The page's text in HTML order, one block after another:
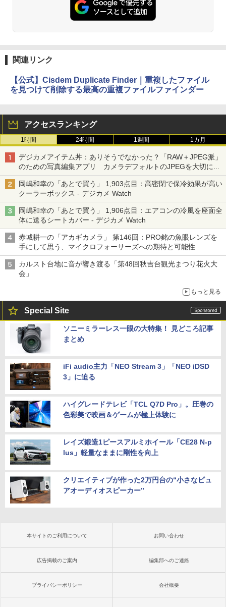
関連リンク
【公式】Cisdem Duplicate Finder｜重複したファイル
を見つけて削除する最高の重複ファイルファインダー
アクセスランキング
1時間 24時間 1週間 1カ月
デジカメアイテム丼：ありそうでなかった？「RAW＋JPEG派」
のための写真編集アプリ カメラデフォルトのJPEGを大切にす
る「Filmator」
岡嶋和幸の「あとで買う」 1,903点目：高密閉で保冷効果が高い
クーラーボックス - デジカメ Watch
岡嶋和幸の「あとで買う」 1,906点目：エアコンの冷風を座面全
体に送るシートカバー - デジカメ Watch
赤城耕一の「アカギカメラ」 第146回：PRO銘の魚眼レンズを
手にして思う、マイクロフォーサーズへの期待と可能性
カルスト台地に音が響き渡る「第48回秋吉台観光まつり花火大
会」
もっと見る
Special Site
ソニーミラーレス一眼の大特集！ 見どころ記事
まとめ
iFi audio主力「NEO Stream 3」「NEO iDSD
3」に迫る
ハイグレードテレビ「TCL Q7D Pro」。圧巻の
色彩美で映画＆ゲームが極上体験に
レイズ鍛造1ピースアルミホイール「CE28 N-p
lus」軽量なままに剛性を向上
クリエイティブが作った2万円台の“小さなピュ
アオーディオスピーカー”
本サイトのご利用について お問い合わせ
広告掲載のご案内 編集部へのご連絡
プライバシーポリシー 会社概要